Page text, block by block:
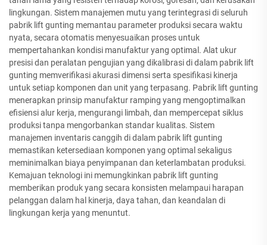
lingkungan. Sistem manajemen mutu yang terintegrasi di seluruh
pabrik lift gunting memantau parameter produksi secara waktu
nyata, secara otomatis menyesuaikan proses untuk
mempertahankan kondisi manufaktur yang optimal. Alat ukur
presisi dan peralatan pengujian yang dikalibrasi di dalam pabrik lift
gunting memverifikasi akurasi dimensi serta spesifikasi kinerja
untuk setiap komponen dan unit yang terpasang. Pabrik lift gunting
menerapkan prinsip manufaktur ramping yang mengoptimalkan
efisiensi alur kerja, mengurangi limbah, dan mempercepat siklus
produksi tanpa mengorbankan standar kualitas. Sistem
manajemen inventaris canggih di dalam pabrik lift gunting
memastikan ketersediaan komponen yang optimal sekaligus
meminimalkan biaya penyimpanan dan keterlambatan produksi.
Kemajuan teknologi ini memungkinkan pabrik lift gunting
memberikan produk yang secara konsisten melampaui harapan
pelanggan dalam hal kinerja, daya tahan, dan keandalan di
lingkungan kerja yang menuntut.